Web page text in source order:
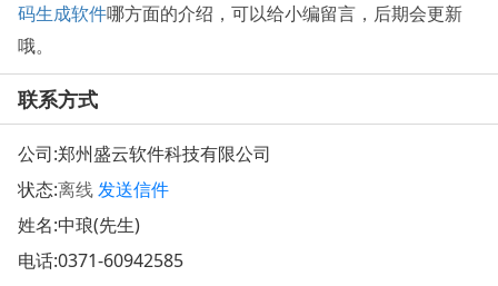
码生成软件哪方面的介绍，可以给小编留言，后期会更新
哦。
联系方式
公司:郑州盛云软件科技有限公司
状态:离线发送信件
姓名:中琅(先生)
电话:0371-60942585